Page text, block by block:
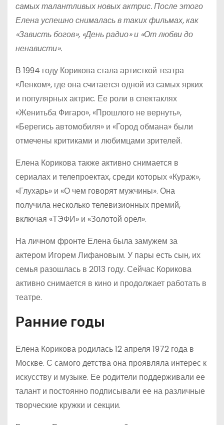
самых талантливых новых актрис. После этого
Елена успешно снималась в таких фильмах, как
«Зависть богов», «День радио» и «От любви до
ненависти».
В 1994 году Корикова стала артисткой театра
«Ленком», где она считается одной из самых ярких
и популярных актрис. Ее роли в спектаклях
«Женитьба Фигаро», «Прошлого не вернуть»,
«Берегись автомобиля» и «Город обмана» были
отмечены критиками и любимцами зрителей.
Елена Корикова также активно снимается в
сериалах и телепроектах, среди которых «Кураж»,
«Глухарь» и «О чем говорят мужчины». Она
получила несколько телевизионных премий,
включая «ТЭФИ» и «Золотой орел».
На личном фронте Елена была замужем за
актером Игорем Лифановым. У пары есть сын, их
семья разошлась в 2013 году. Сейчас Корикова
активно снимается в кино и продолжает работать в
театре.
Ранние годы
Елена Корикова родилась 12 апреля 1972 года в
Москве. С самого детства она проявляла интерес к
искусству и музыке. Ее родители поддерживали ее
талант и постоянно подписывали ее на различные
творческие кружки и секции.